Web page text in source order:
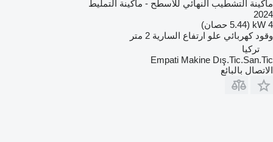
ماكينة التشطيب النهائي للأسطح - ماكينة التمليط
2024
4 kW (5.44 حصان)
وقود كهربائي علو ارتفاع السارية 2 متر
تركيا
Empati Makine Dış.Tic.San.Tic
الاتصال بالبائع